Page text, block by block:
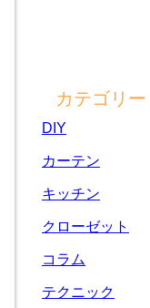
カテゴリー
DIY
カーテン
キッチン
クローゼット
コラム
テクニック